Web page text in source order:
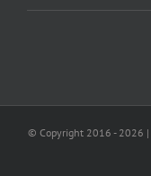
© Copyright 2016 - 2026 |